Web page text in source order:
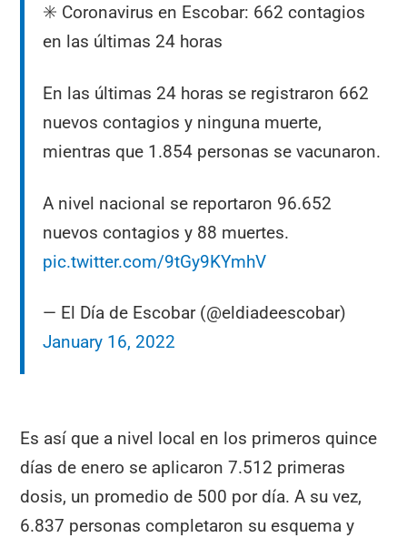
✳️ Coronavirus en Escobar: 662 contagios
en las últimas 24 horas
En las últimas 24 horas se registraron 662
nuevos contagios y ninguna muerte,
mientras que 1.854 personas se vacunaron.
A nivel nacional se reportaron 96.652
nuevos contagios y 88 muertes.
pic.twitter.com/9tGy9KYmhV
— El Día de Escobar (@eldiadeescobar)
January 16, 2022
Es así que a nivel local en los primeros quince
días de enero se aplicaron 7.512 primeras
dosis, un promedio de 500 por día. A su vez,
6.837 personas completaron su esquema y